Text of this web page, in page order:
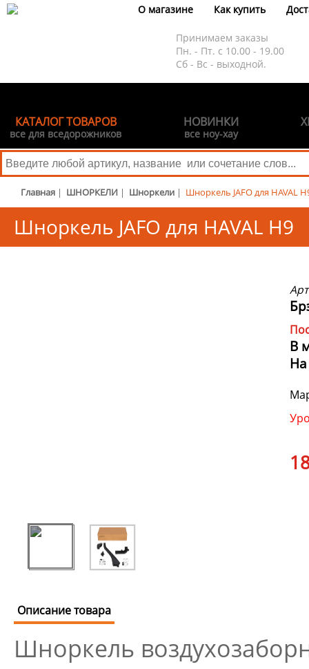
О магазине Как купить
Принимаем заказы
Пн. - Пт. с 10.00 - 19.00
Сб - Вс - выходной.
КАТАЛОГ ТОВАРОВ
все для вседорожников
НОВИНКИ
все ноу-хау
Главная | ШНОРКЕЛИ | Шноркели | Шноркель JAFO для HAVAL
Шноркель JAFO для HAVAL H9
В
Описание товара
Шноркель